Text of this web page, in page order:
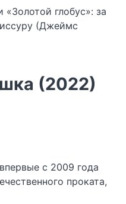
глобус»: за
(Джеймс
(2022)
с 2009 года
проката,